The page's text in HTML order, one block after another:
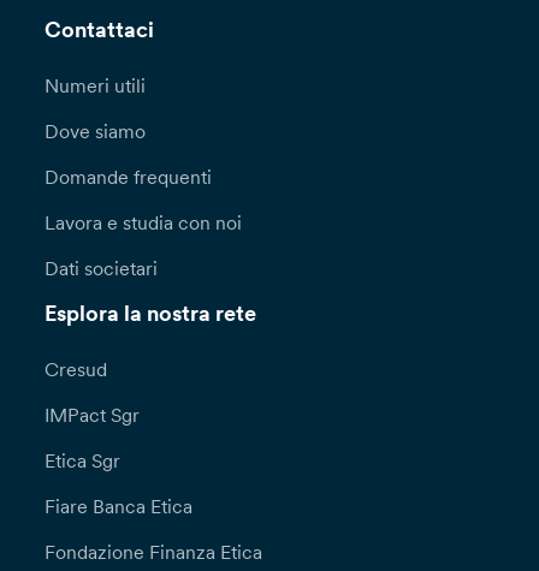
Contattaci
Numeri utili
Dove siamo
Domande frequenti
Lavora e studia con noi
Dati societari
Esplora la nostra rete
Cresud
IMPact Sgr
Etica Sgr
Fiare Banca Etica
Fondazione Finanza Etica